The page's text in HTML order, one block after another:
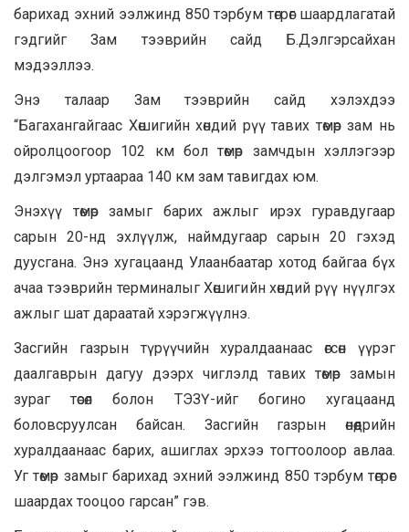
барихад эхний ээлжинд 850 тэрбум төгрөг шаардлагатай
гэдгийг Зам тээврийн сайд Б.Дэлгэрсайхан
мэдээллээ.
Энэ талаар Зам тээврийн сайд хэлэхдээ
“Багахангайгаас Хөшигийн хөндий рүү тавих төмөр зам нь
ойролцоогоор 102 км бол төмөр замчдын хэллэгээр
дэлгэмэл уртаараа 140 км зам тавигдах юм.
Энэхүү төмөр замыг барих ажлыг ирэх гуравдугаар
сарын 20-нд эхлүүлж, наймдугаар сарын 20 гэхэд
дуусгана. Энэ хугацаанд Улаанбаатар хотод байгаа бүх
ачаа тээврийн терминалыг Хөшигийн хөндий рүү нүүлгэх
ажлыг шат дараатай хэрэгжүүлнэ.
Засгийн газрын түрүүчийн хуралдаанаас өгсөн үүрэг
даалгаврын дагуу дээрх чиглэлд тавих төмөр замын
зураг төсөл болон ТЭЗҮ-ийг богино хугацаанд
боловсруулсан байсан. Засгийн газрын өнөөдрийн
хуралдаанаас барих, ашиглах эрхээ тогтоолоор авлаа.
Уг төмөр замыг барихад эхний ээлжинд 850 тэрбум төгрөг
шаардах тооцоо гарсан” гэв.